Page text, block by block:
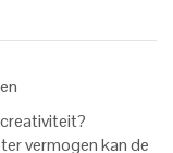
vermogen kan de